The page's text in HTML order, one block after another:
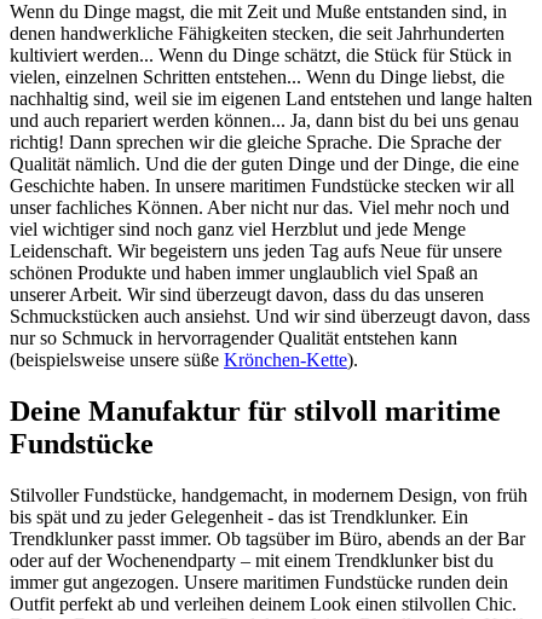
Wenn du Dinge magst, die mit Zeit und Muße entstanden sind, in
denen handwerkliche Fähigkeiten stecken, die seit Jahrhunderten
kultiviert werden... Wenn du Dinge schätzt, die Stück für Stück in
vielen, einzelnen Schritten entstehen... Wenn du Dinge liebst, die
nachhaltig sind, weil sie im eigenen Land entstehen und lange halten
und auch repariert werden können... Ja, dann bist du bei uns genau
richtig! Dann sprechen wir die gleiche Sprache. Die Sprache der
Qualität nämlich. Und die der guten Dinge und der Dinge, die eine
Geschichte haben. In unsere maritimen Fundstücke stecken wir all
unser fachliches Können. Aber nicht nur das. Viel mehr noch und
viel wichtiger sind noch ganz viel Herzblut und jede Menge
Leidenschaft. Wir begeistern uns jeden Tag aufs Neue für unsere
schönen Produkte und haben immer unglaublich viel Spaß an
unserer Arbeit. Wir sind überzeugt davon, dass du das unseren
Schmuckstücken auch ansiehst. Und wir sind überzeugt davon, dass
nur so Schmuck in hervorragender Qualität entstehen kann
(beispielsweise unsere süße Krönchen-Kette).
Deine Manufaktur für stilvoll maritime
Fundstücke
Stilvoller Fundstücke, handgemacht, in modernem Design, von früh
bis spät und zu jeder Gelegenheit - das ist Trendklunker. Ein
Trendklunker passt immer. Ob tagsüber im Büro, abends an der Bar
oder auf der Wochenendparty – mit einem Trendklunker bist du
immer gut angezogen. Unsere maritimen Fundstücke runden dein
Outfit perfekt ab und verleihen deinem Look einen stilvollen Chic.